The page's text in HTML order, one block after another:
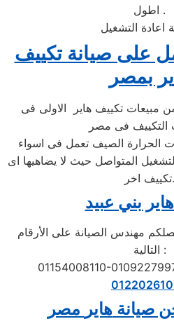
اطول .
اعادة التشغيل
على صيانة تكييف
بمصر
مبيعات تكييف هاير الاولى فى
الحرارة الصيف تعمل فى اسواء
المتواصل حيث لا يضاهيها اى
تكييف اخر.
بني عبيد
مهندس الصيانة على الأرقام
التالية :
01154008110-
صيانةهاير مصر